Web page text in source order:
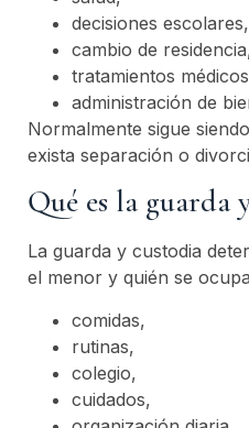
decisiones escolares,
cambio de
tratamientos
administración de
Normalmente sigue
exista separación o
Qué es la guarda
La guarda y custodia
el menor y quién se
comidas,
rutinas,
colegio,
cuidados,